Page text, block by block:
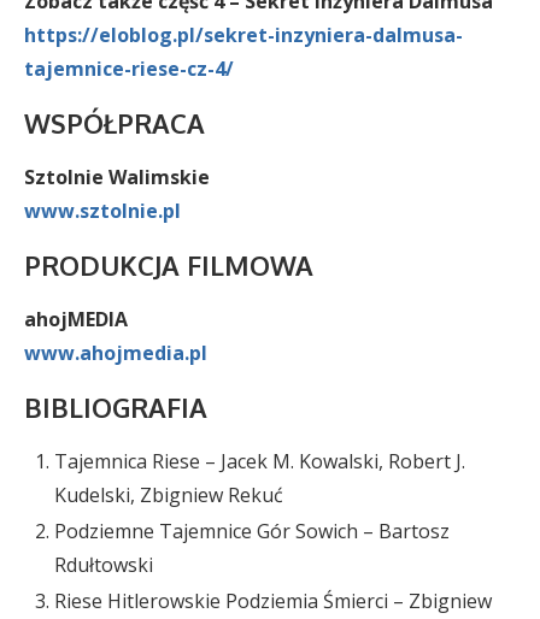
https://eloblog.pl/sekret-inzyniera-dalmusa-
tajemnice-riese-cz-4/
WSPÓŁPRACA
Sztolnie Walimskie
www.sztolnie.pl
PRODUKCJA FILMOWA
ahojMEDIA
www.ahojmedia.pl
BIBLIOGRAFIA
Tajemnica Riese – Jacek M. Kowalski, Robert J.
Kudelski, Zbigniew Rekuć
Podziemne Tajemnice Gór Sowich – Bartosz
Rdułtowski
Riese Hitlerowskie Podziemia Śmierci – Zbigniew